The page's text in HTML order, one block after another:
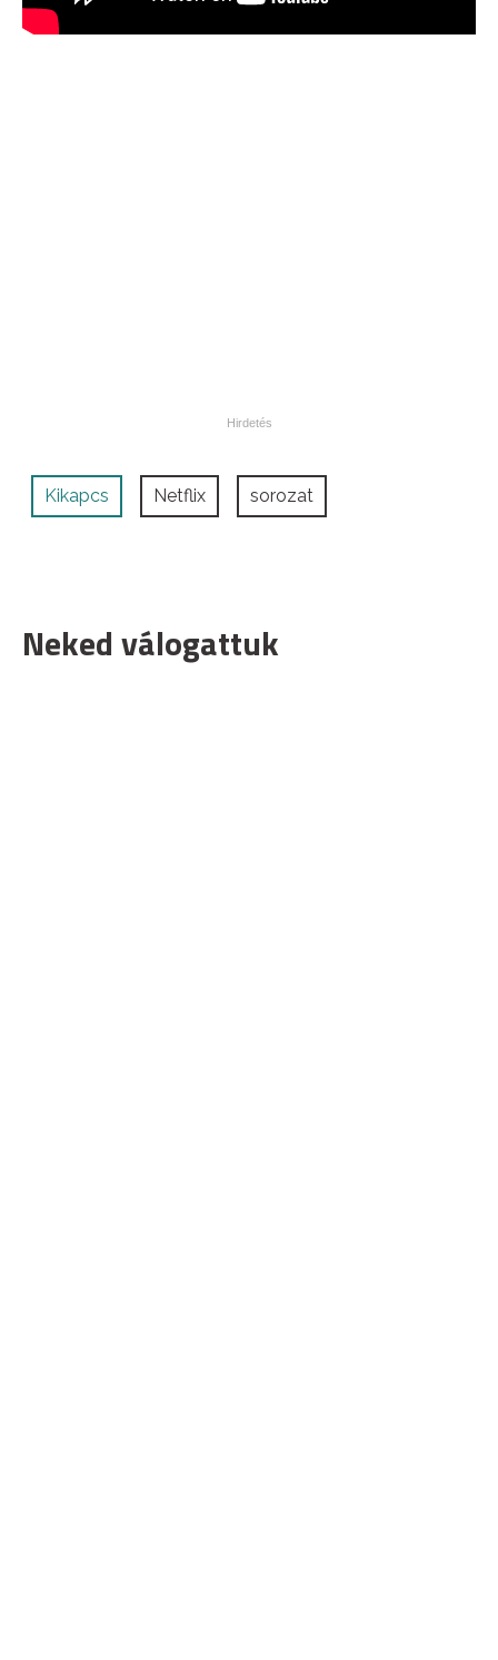
Kikapcs Netflix sorozat
Neked válogattuk